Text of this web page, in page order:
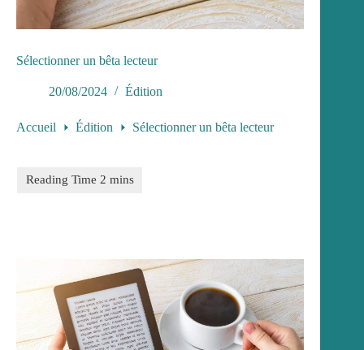
Sélectionner un bêta lecteur
20/08/2024 Édition
Accueil Édition Sélectionner un bêta lecteur